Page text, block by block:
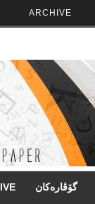
ARCHIVE
گۆڤاره‌کان